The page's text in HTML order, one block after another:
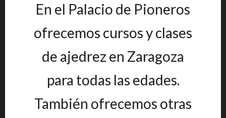
En el Palacio de Pioneros
ofrecemos cursos y clases
de ajedrez en Zaragoza
para todas las edades.
También ofrecemos otras